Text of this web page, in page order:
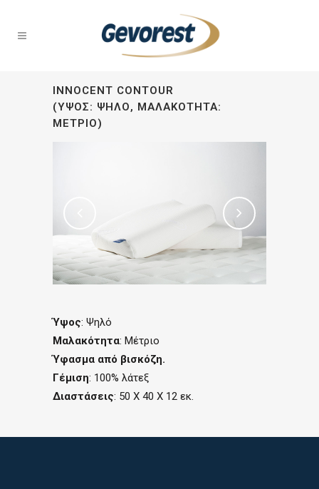
INNOCENT CONTOUR
(ΎΨΟΣ: ΨΗΛΌ, ΜΑΛΑΚΌΤΗΤΑ:
ΜΈΤΡΙΟ)
Ύψος: Ψηλό
Μαλακότητα: Μέτριο
Ύφασμα από βισκόζη.
Γέμιση: 100% λάτεξ
Διαστάσεις: 50 Χ 40 Χ 12 εκ.